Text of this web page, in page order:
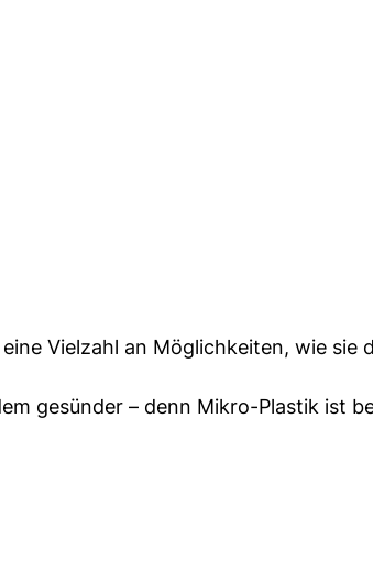
Vielzahl an Möglichkeiten, wie sie
gesünder – denn Mikro-Plastik ist